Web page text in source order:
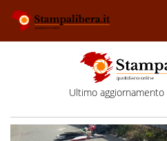
Ultimo aggiornamento